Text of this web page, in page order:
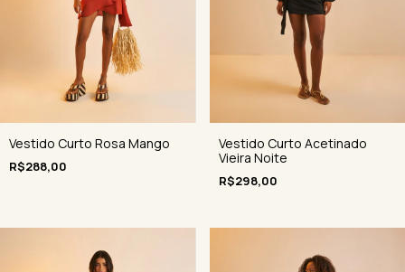
Vestido Curto Rosa Mango
R$288,00
Vestido Curto Acetinado
Vieira Noite
R$298,00